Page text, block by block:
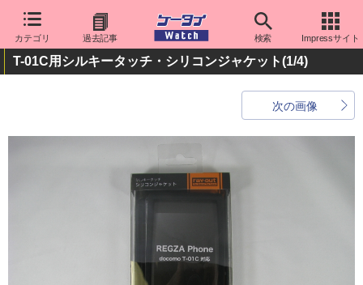
カテゴリ 過去記事 検索 Impressサイト
T-01C用シルキータッチ・シリコンジャケット(1/4)
次の画像